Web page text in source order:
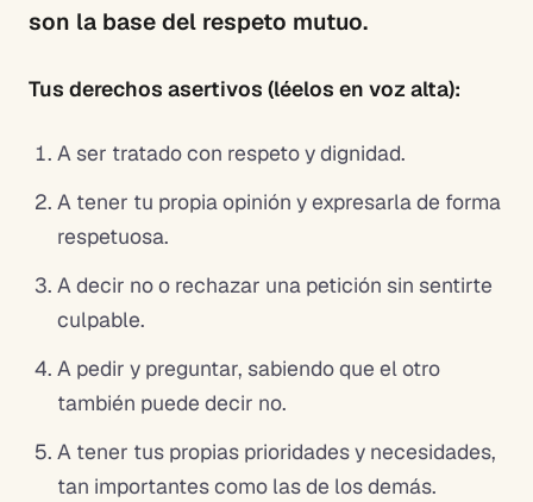
son la base del respeto mutuo.
Tus derechos asertivos (léelos en voz alta):
A ser tratado con respeto y dignidad.
A tener tu propia opinión y expresarla de forma
respetuosa.
A decir no o rechazar una petición sin sentirte
culpable.
A pedir y preguntar, sabiendo que el otro
también puede decir no.
A tener tus propias prioridades y necesidades,
tan importantes como las de los demás.